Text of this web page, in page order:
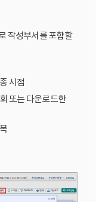
작성부서를 포함할
시점
또는 다운로드한